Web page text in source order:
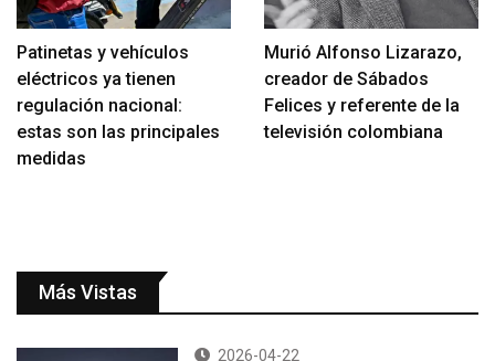
Patinetas y vehículos
eléctricos ya tienen
regulación nacional:
estas son las principales
medidas
Murió Alfonso Lizarazo,
creador de Sábados
Felices y referente de la
televisión colombiana
Más Vistas
2026-04-22